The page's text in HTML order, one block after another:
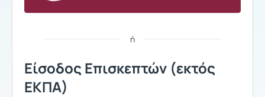
ή
Είσοδος Επισκεπτών (εκτός
ΕΚΠΑ)